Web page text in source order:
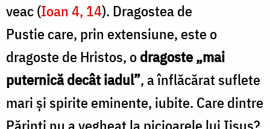
veac (Ioan 4, 14). Dragostea de
Pustie care, prin extensiune, este o
dragoste de Hristos, odragoste „mai
puternică decât iadul”, a înflăcărat suflete
mari și spirite eminente, iubite. Care dintre